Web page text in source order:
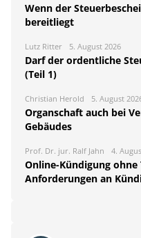
Wenn der
bereitliegt
Lutz Ritter 5. August 2026
Darf der ordentliche
(Teil 1)
Christian Herold 5. August
Organschaft auch bei
Gebäudes
Prof. Dr. jur. Ralf Jahn 4.
Online-Kündigung
Anforderungen an